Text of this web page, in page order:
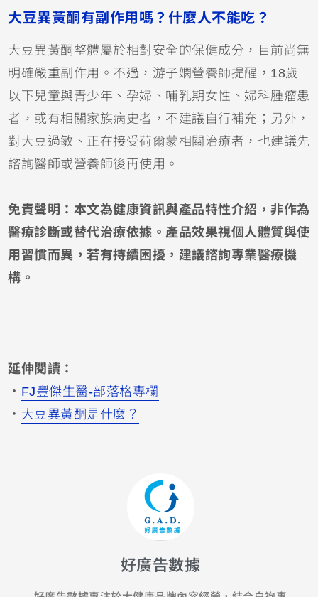
大豆異黃酮有副作用嗎？什麼人不能吃？
大豆異黃酮整體屬於相對安全的保健成分，目前尚無
明確嚴重副作用。不過，游子嫻營養師提醒，18歲
以下兒童與青少年、孕婦、哺乳期女性、婦科腫瘤患
者，或有相關家族病史者，不建議自行補充；另外，
對大豆過敏、正在接受荷爾蒙相關治療者，也建議先
諮詢醫師或營養師後再使用。
免責聲明：本文為健康資訊與產品特性介紹，非作為
醫療診斷或替代治療依據。產品效果視個人體質與使
用習慣而異，若有持續困擾，建議諮詢專業醫療機
構。
延伸閱讀：
． FJ豐傑生醫-部落格專欄
． 大豆異黃酮是什麼？
好廣告數據